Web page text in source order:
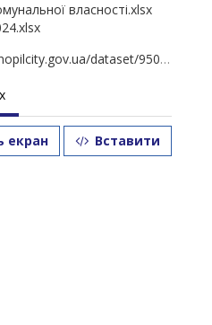
власності.xlsx
resource/ca495cd3-bcb2-41ad-a073-ff7c2de63781/download/1.-.xlsx-01.07.2024.xlsx
екран Вставити